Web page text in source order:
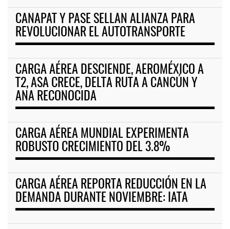
CANAPAT Y PASE SELLAN ALIANZA PARA
REVOLUCIONAR EL AUTOTRANSPORTE
CARGA AÉREA DESCIENDE, AEROMÉXICO A
T2, ASA CRECE, DELTA RUTA A CANCÚN Y
ANA RECONOCIDA
CARGA AÉREA MUNDIAL EXPERIMENTA
ROBUSTO CRECIMIENTO DEL 3.8%
CARGA AÉREA REPORTA REDUCCIÓN EN LA
DEMANDA DURANTE NOVIEMBRE: IATA